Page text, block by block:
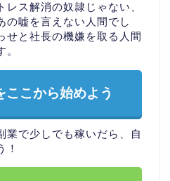
ス解消の奴隷じゃない、
の嘘を言えない人間でし
せと社長の機嫌を取る人間
こから始めよう
業で少しでも稼いだら、自
！